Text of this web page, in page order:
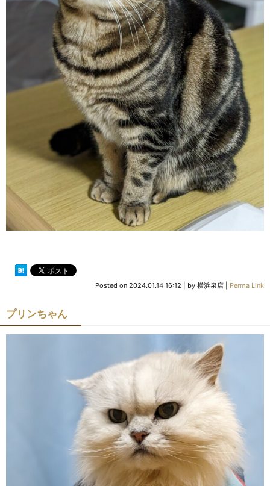
Posted on 2024.01.14 16:12 by 横浜泉店 Perma Link
プリンちゃん